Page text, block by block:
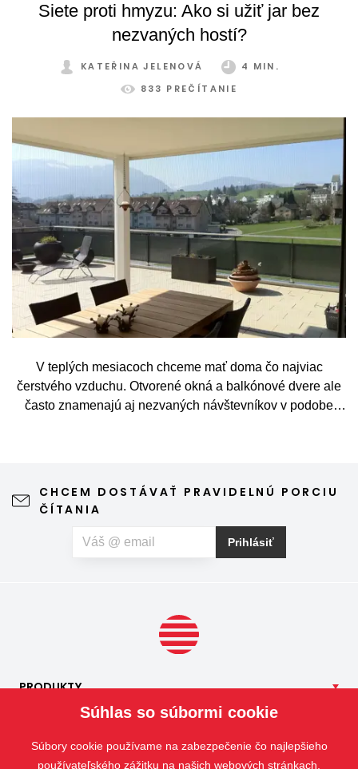
pohodlne a bez obmedzení po celý rok.
Siete proti hmyzu: Ako si užiť jar bez
nezvaných hostí?
KATEŘINA JELENOVÁ
4 MIN.
833 PREČÍTANIE
V teplých mesiacoch chceme mať doma čo najviac
čerstvého vzduchu. Otvorené okná a balkónové dvere ale
často znamenajú aj nezvaných návštevníkov v podobe
leto naplno. Kvalitná sieťka na hmyz zároveň nijako neruší
výhľad z okna ani vzhľad domu, vyžaduje len minimálnu
vás okrem hmyzu trápia aj peľové alergie, môžete zvoliť
špeciálnu sieť proti peľu, ktorá pomáha obmedziť
CHCEM DOSTÁVAŤ PRAVIDELNÚ PORCIU
ČÍTANIA
Prihlásiť
PRODUKTY
SLUŽBY
APLIKÁCIE
ISOTRA
Súhlas so súbormi cookie
Súbory cookie používame na zabezpečenie čo najlepšieho
používateľského zážitku na našich webových stránkach.